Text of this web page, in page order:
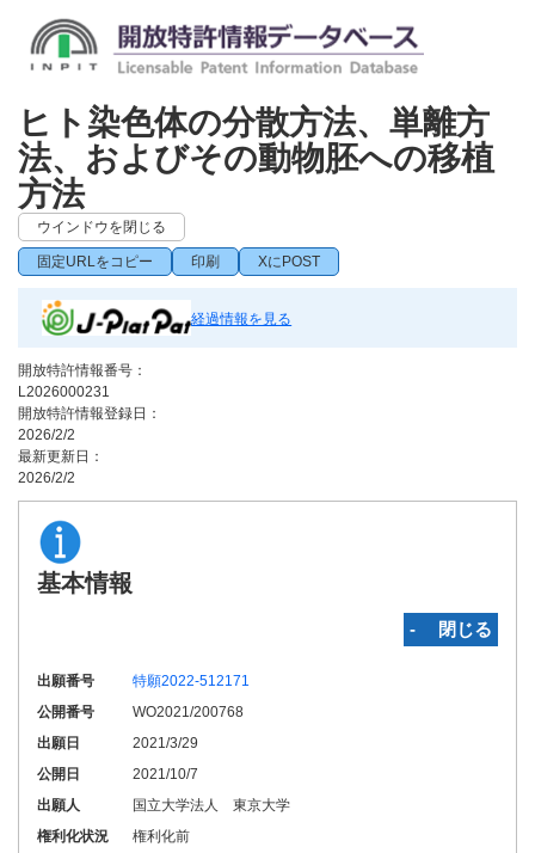
ヒト染色体の分散方法、単離方
法、およびその動物胚への移植
方法
ウインドウを閉じる
固定URLをコピー 印刷 XにPOST
経過情報を見る
開放特許情報番号：
L2026000231
開放特許情報登録日：
2026/2/2
最新更新日：
2026/2/2
基本情報
‐ 閉じる
出願番号
特願2022-512171
公開番号
WO2021/200768
出願日
2021/3/29
公開日
2021/10/7
出願人
国立大学法人 東京大学
権利化状況
権利化前